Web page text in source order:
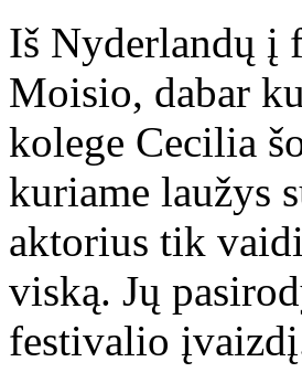
Iš Nyderlandų į
Moisio, dabar
kolege Cecilia
kuriame laužys
aktorius tik
viską. Jų
festivalio